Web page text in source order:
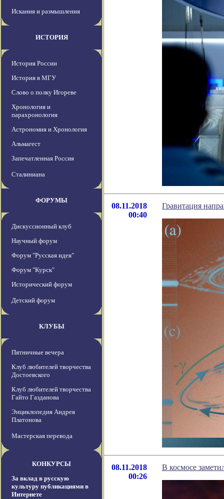
Искания и размышления
ИСТОРИЯ
История России
История в МГУ
Слово о полку Игореве
Хронология и
парахронология
Астрономия и Хронология
Альмагест
Запечатленная Россия
Сталиниана
ФОРУМЫ
Дискуссионный клуб
Научный форум
Форум "Русская идея"
Форум "Курск"
Исторический форум
Детский форум
КЛУБЫ
Пятничные вечера
Клуб любителей творчества
Достоевского
Клуб любителей творчества
Гайто Газданова
Энциклопедия Андрея
Платонова
Мастерская перевода
КОНКУРСЫ
За вклад в русскую
культуру публикациями в
Интернете
08.11.2018
00:40
Гравитация
08.11.2018
00:26
В космосе